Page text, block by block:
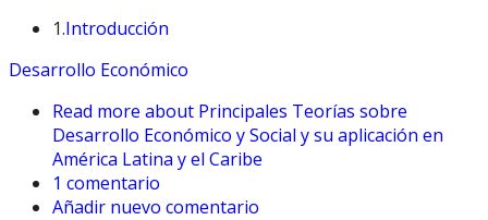
1.Introducción
Desarrollo Económico
Read more about Principales Teorías sobre
Desarrollo Económico y Social y su aplicación en
América Latina y el Caribe
1 comentario
Añadir nuevo comentario